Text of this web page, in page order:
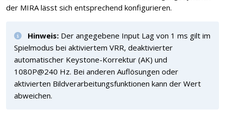
der MIRA lässt sich entsprechend konfigurieren.
Hinweis: Der angegebene Input Lag von 1 ms gilt im
Spielmodus bei aktiviertem VRR, deaktivierter
automatischer Keystone-Korrektur (AK) und
1080P@240 Hz. Bei anderen Auflösungen oder
aktivierten Bildverarbeitungsfunktionen kann der Wert
abweichen.